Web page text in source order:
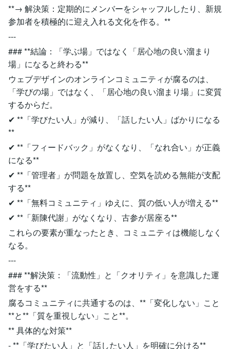
**→ 解決策：定期的にメンバーをシャッフルしたり、新規
参加者を積極的に迎え入れる文化を作る。**
---
### **結論：「学ぶ場」ではなく「居心地の良い溜まり
場」になると終わる**
ウェブデザインのオンラインコミュニティが腐るのは、
「学びの場」ではなく、「居心地の良い溜まり場」に変質
するからだ。
✔ **「学びたい人」が減り、「話したい人」ばかりになる
**
✔ **「フィードバック」がなくなり、「なれ合い」が正義
になる**
✔ **「管理者」が問題を放置し、空気を読める無能が支配
する**
✔ **「無料コミュニティ」ゆえに、質の低い人が増える**
✔ **「新陳代謝」がなくなり、古参が居座る**
これらの要素が重なったとき、コミュニティは機能しなく
なる。
---
### **解決策：「流動性」と「クオリティ」を意識した運
営をする**
腐るコミュニティに共通するのは、**「変化しない」こと
**と**「質を重視しない」こと**。
** 具体的な対策**
- **「学びたい人」と「話したい人」を明確に分ける**